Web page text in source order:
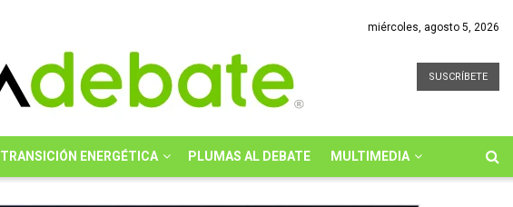
miércoles, agosto 5, 2026
SUSCRÍBETE
TRANSICIÓN ENERGÉTICA PLUMAS AL DEBATE MULTIMEDIA